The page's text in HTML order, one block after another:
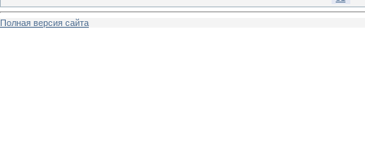
Полная версия сайта